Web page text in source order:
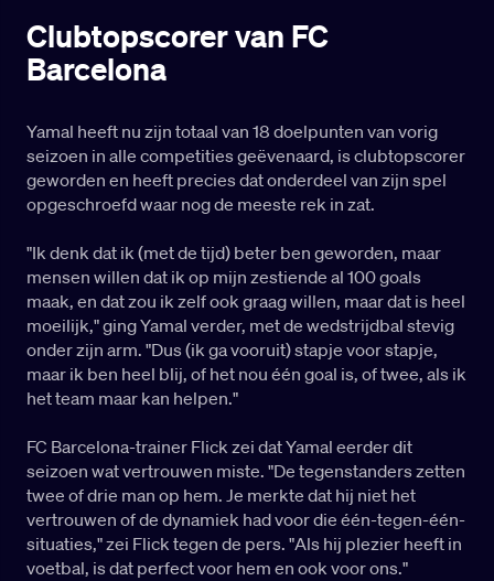
Clubtopscorer van FC
Barcelona
Yamal heeft nu zijn totaal van 18 doelpunten van vorig
seizoen in alle competities geëvenaard, is clubtopscorer
geworden en heeft precies dat onderdeel van zijn spel
opgeschroefd waar nog de meeste rek in zat.
"Ik denk dat ik (met de tijd) beter ben geworden, maar
mensen willen dat ik op mijn zestiende al 100 goals
maak, en dat zou ik zelf ook graag willen, maar dat is heel
moeilijk," ging Yamal verder, met de wedstrijdbal stevig
onder zijn arm. "Dus (ik ga vooruit) stapje voor stapje,
maar ik ben heel blij, of het nou één goal is, of twee, als ik
het team maar kan helpen."
FC Barcelona-trainer Flick zei dat Yamal eerder dit
seizoen wat vertrouwen miste. "De tegenstanders zetten
twee of drie man op hem. Je merkte dat hij niet het
vertrouwen of de dynamiek had voor die één-tegen-één-
situaties," zei Flick tegen de pers. "Als hij plezier heeft in
voetbal, is dat perfect voor hem en ook voor ons."